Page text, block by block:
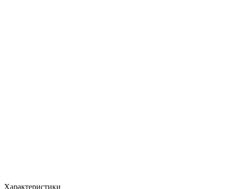
Характеристики